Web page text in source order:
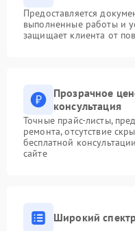
Предоставляется
выполненные работы и
защищает клиента от
Прозрачное
консультация
Точные прайс-листы,
ремонта, отсутствие
бесплатной
сайте
Широкий